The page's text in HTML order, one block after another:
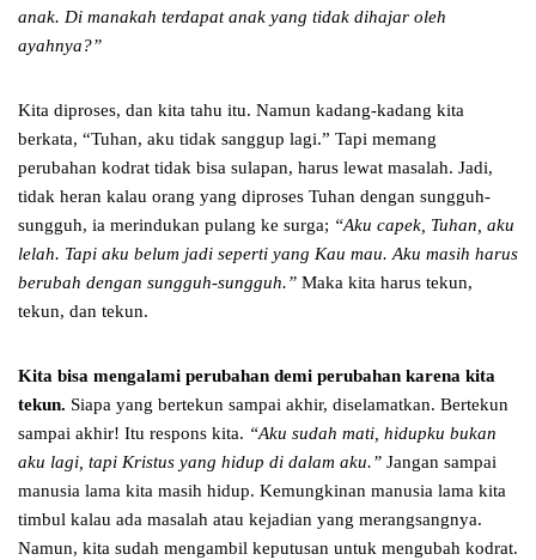
anak. Di manakah terdapat anak yang tidak dihajar oleh
ayahnya?”
Kita diproses, dan kita tahu itu. Namun kadang-kadang kita
berkata, “Tuhan, aku tidak sanggup lagi.” Tapi memang
perubahan kodrat tidak bisa sulapan, harus lewat masalah. Jadi,
tidak heran kalau orang yang diproses Tuhan dengan sungguh-
sungguh, ia merindukan pulang ke surga; “Aku capek, Tuhan, aku
lelah. Tapi aku belum jadi seperti yang Kau mau. Aku masih harus
berubah dengan sungguh-sungguh.” Maka kita harus tekun,
tekun, dan tekun.
Kita bisa mengalami perubahan demi perubahan karena kita
tekun. Siapa yang bertekun sampai akhir, diselamatkan. Bertekun
sampai akhir! Itu respons kita. “Aku sudah mati, hidupku bukan
aku lagi, tapi Kristus yang hidup di dalam aku.” Jangan sampai
manusia lama kita masih hidup. Kemungkinan manusia lama kita
timbul kalau ada masalah atau kejadian yang merangsangnya.
Namun, kita sudah mengambil keputusan untuk mengubah kodrat.